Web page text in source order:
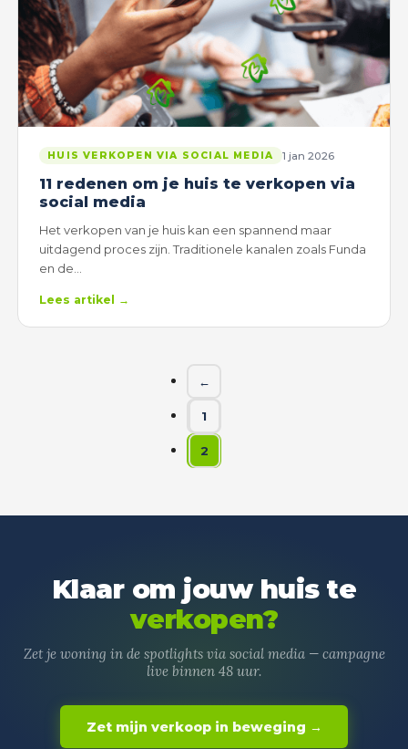
HUIS VERKOPEN VIA SOCIAL MEDIA 1 jan 2026
11 redenen om je huis te verkopen via
social media
Het verkopen van je huis kan een spannend maar
uitdagend proces zijn. Traditionele kanalen zoals Funda
en de…
Lees artikel →
←
1
2
Klaar om jouw huis te
verkopen?
Zet je woning in de spotlights via social media — campagne
live binnen 48 uur.
Zet mijn verkoop in beweging →